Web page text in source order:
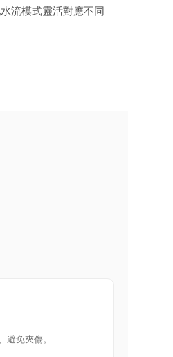
流模式靈活對應不同
免夾傷。